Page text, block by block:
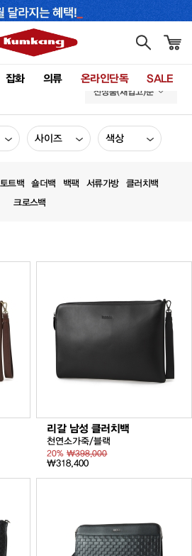
잡화 의류 온라인단독 SALE
신상품(재입고)순
사이즈 색상
토트백 숄더백 백팩 서류가방
클러치백
크로스백
리갈 남성 클러치백
천연소가죽/블랙
20%₩398,000
₩318,400